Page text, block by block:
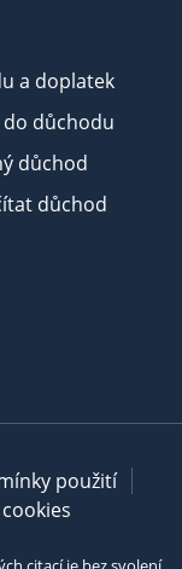
a doplatek
do důchodu
důchod
důchod
použití